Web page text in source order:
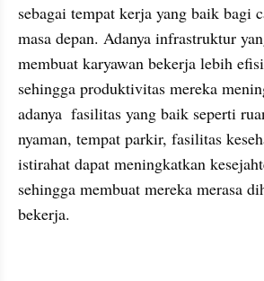
sebagai tempat kerja yang baik bagi
masa depan. Adanya infrastruktur
membuat karyawan bekerja lebih
sehingga produktivitas mereka
adanya  fasilitas yang baik seperti
nyaman, tempat parkir, fasilitas
istirahat dapat meningkatkan
sehingga membuat mereka merasa
bekerja.